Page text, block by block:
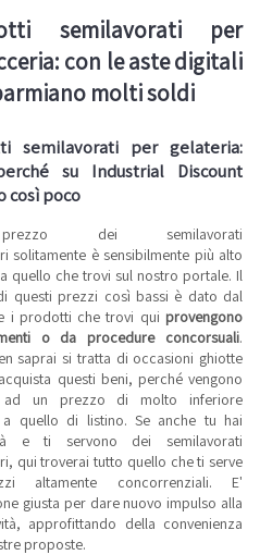
semilavorati per
con le aste digitali
molti soldi
semilavorati per gelateria:
su Industrial Discount
così poco
dei semilavorati
solitamente è sensibilmente più alto
quello che trovi sul nostro portale. Il
questi prezzi così bassi è dato dal
i prodotti che trovi qui provengono
o da procedure concorsuali.
saprai si tratta di occasioni ghiotte
questi beni, perché vengono
ad un prezzo di molto inferiore
a quello di listino. Se anche tu hai
e ti servono dei semilavorati
qui troverai tutto quello che ti serve
altamente concorrenziali. E'
giusta per dare nuovo impulso alla
approfittando della convenienza
proposte.